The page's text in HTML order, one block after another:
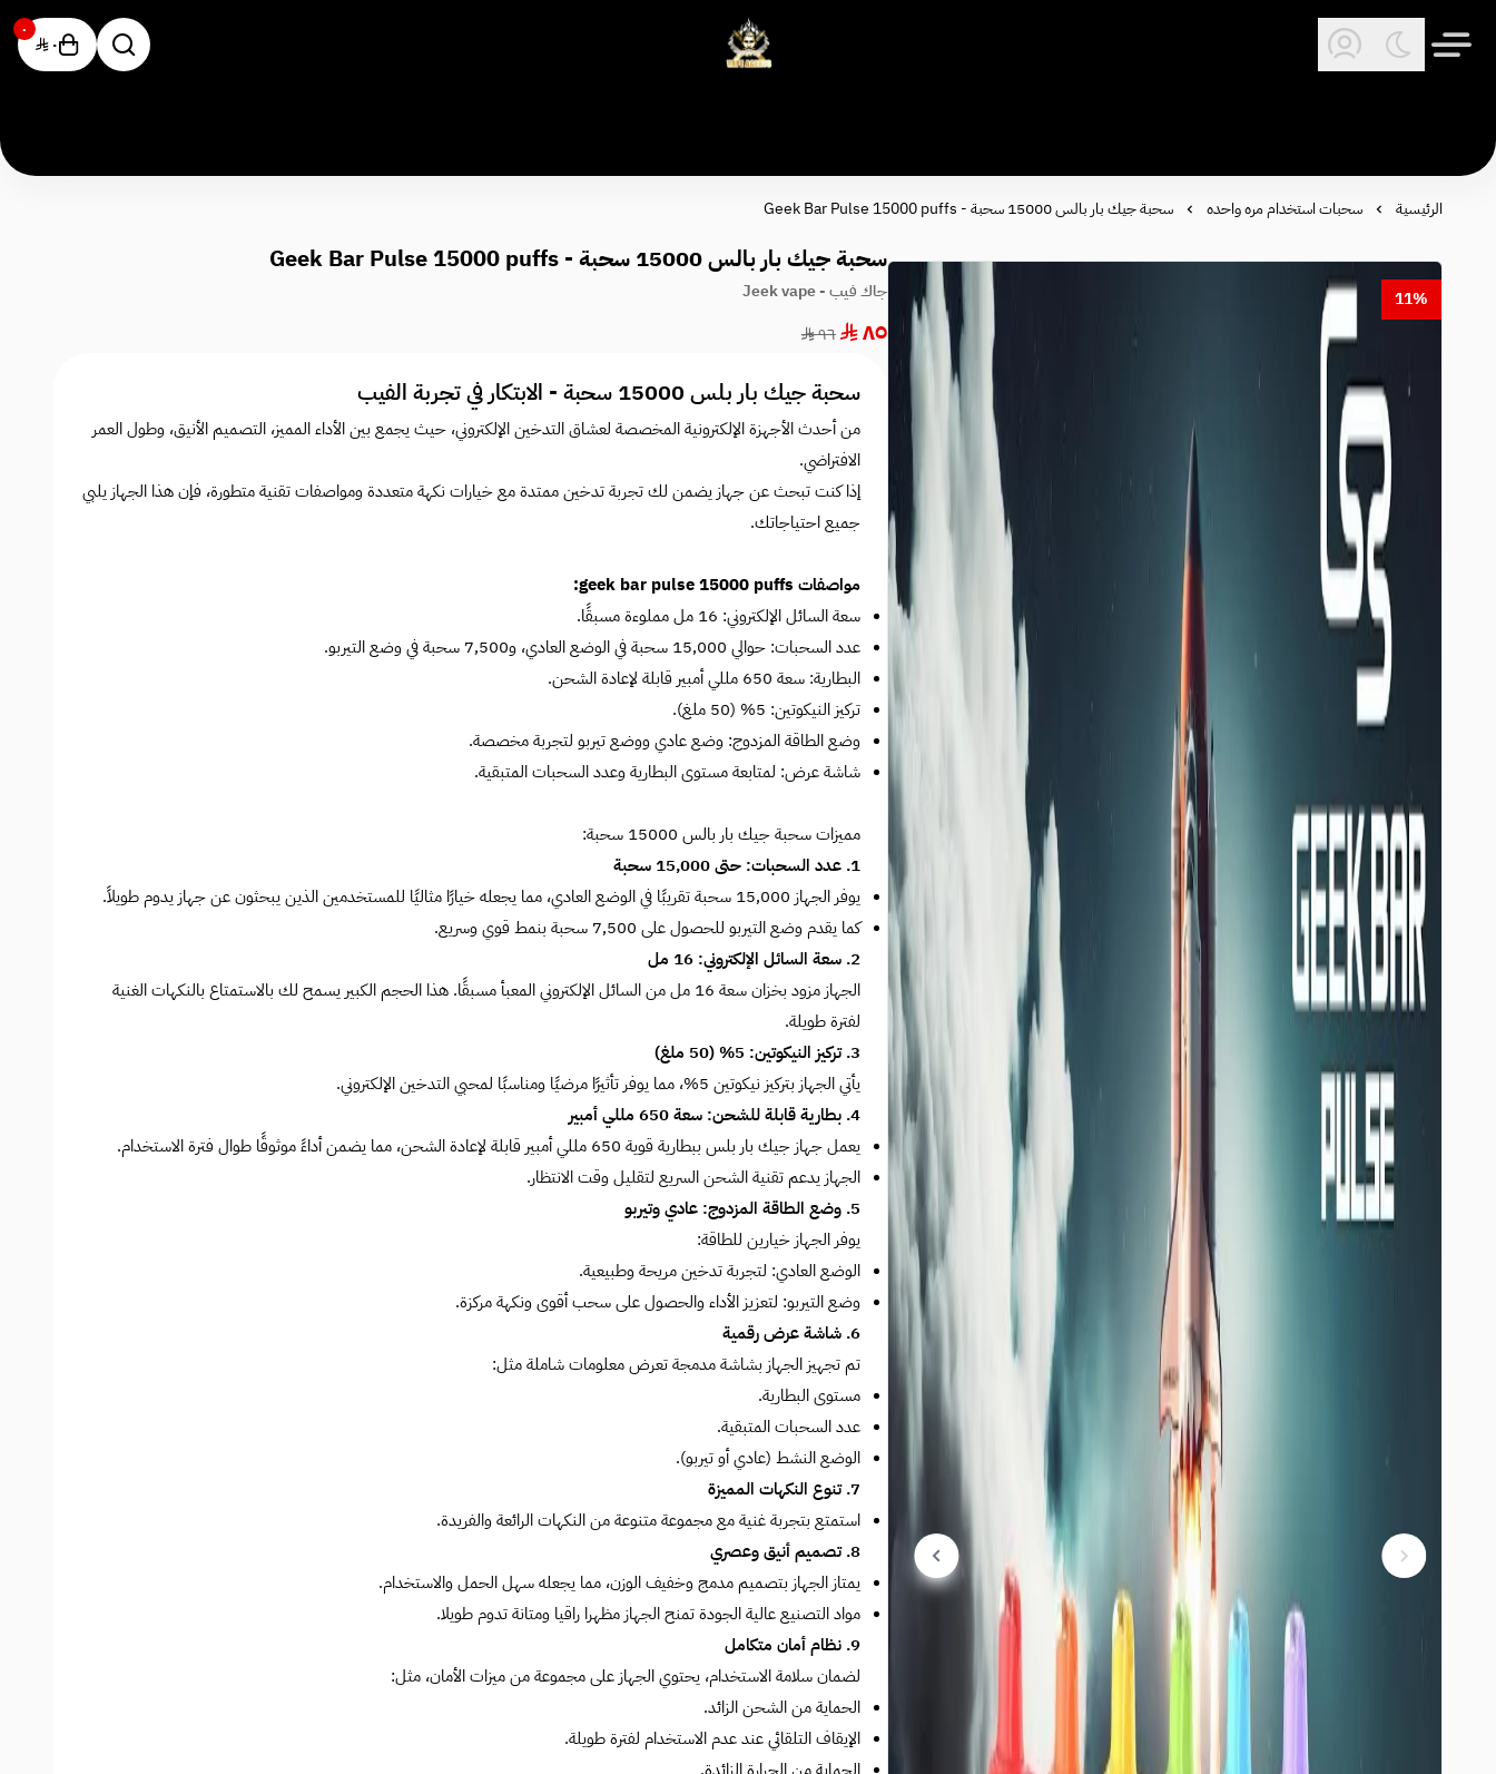
وكلاء الفيب - معتمد في السعودية
٠
٠
الرئيسية سحبات استخدام مره واحده سحبة جيك بار بالس 15000 سحبة - Geek Bar Pulse 15000 puffs
11%
سحبة جيك بار بالس 15000 سحبة - Geek Bar Pulse 15000 puffs
جاك فيب - Jeek vape
٨٥ ٩٦
سحبة جيك بار بلس 15000 سحبة - الابتكار في تجربة الفيب
من أحدث الأجهزة الإلكترونية المخصصة لعشاق التدخين الإلكتروني، حيث يجمع بين الأداء المميز، التصميم الأنيق، وطول العمر
الافتراضي.
إذا كنت تبحث عن جهاز يضمن لك تجربة تدخين ممتدة مع خيارات نكهة متعددة ومواصفات تقنية متطورة، فإن هذا الجهاز يلبي
جميع احتياجاتك.
مواصفات geek bar pulse 15000 puffs:
سعة السائل الإلكتروني: 16 مل مملوءة مسبقًا.
عدد السحبات: حوالي 15,000 سحبة في الوضع العادي، و7,500 سحبة في وضع التيربو.
البطارية: سعة 650 مللي أمبير قابلة لإعادة الشحن.
تركيز النيكوتين: 5% (50 ملغ).
وضع الطاقة المزدوج: وضع عادي ووضع تيربو لتجربة مخصصة.
شاشة عرض: لمتابعة مستوى البطارية وعدد السحبات المتبقية.
مميزات سحبة جيك بار بالس 15000 سحبة:
1. عدد السحبات: حتى 15,000 سحبة
يوفر الجهاز 15,000 سحبة تقريبًا في الوضع العادي، مما يجعله خيارًا مثاليًا للمستخدمين الذين يبحثون عن جهاز يدوم طويلاً.
كما يقدم وضع التيربو للحصول على 7,500 سحبة بنمط قوي وسريع.
2. سعة السائل الإلكتروني: 16 مل
الجهاز مزود بخزان سعة 16 مل من السائل الإلكتروني المعبأ مسبقًا. هذا الحجم الكبير يسمح لك بالاستمتاع بالنكهات الغنية
لفترة طويلة.
3. تركيز النيكوتين: 5% (50 ملغ)
يأتي الجهاز بتركيز نيكوتين 5%، مما يوفر تأثيرًا مرضيًا ومناسبًا لمحبي التدخين الإلكتروني.
4. بطارية قابلة للشحن: سعة 650 مللي أمبير
يعمل جهاز جيك بار بلس ببطارية قوية 650 مللي أمبير قابلة لإعادة الشحن، مما يضمن أداءً موثوقًا طوال فترة الاستخدام.
الجهاز يدعم تقنية الشحن السريع لتقليل وقت الانتظار.
5. وضع الطاقة المزدوج: عادي وتيربو
يوفر الجهاز خيارين للطاقة:
الوضع العادي: لتجربة تدخين مريحة وطبيعية.
وضع التيربو: لتعزيز الأداء والحصول على سحب أقوى ونكهة مركزة.
6. شاشة عرض رقمية
تم تجهيز الجهاز بشاشة مدمجة تعرض معلومات شاملة مثل:
مستوى البطارية.
عدد السحبات المتبقية.
الوضع النشط (عادي أو تيربو).
7. تنوع النكهات المميزة
استمتع بتجربة غنية مع مجموعة متنوعة من النكهات الرائعة والفريدة.
8. تصميم أنيق وعصري
يمتاز الجهاز بتصميم مدمج وخفيف الوزن، مما يجعله سهل الحمل والاستخدام.
مواد التصنيع عالية الجودة تمنح الجهاز مظهرا راقيا ومتانة تدوم طويلا.
9. نظام أمان متكامل
لضمان سلامة الاستخدام، يحتوي الجهاز على مجموعة من ميزات الأمان، مثل:
الحماية من الشحن الزائد.
الإيقاف التلقائي عند عدم الاستخدام لفترة طويلة.